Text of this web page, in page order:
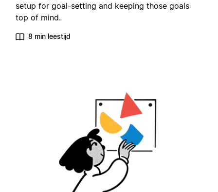
setup for goal-setting and keeping those goals
top of mind.
8 min leestijd